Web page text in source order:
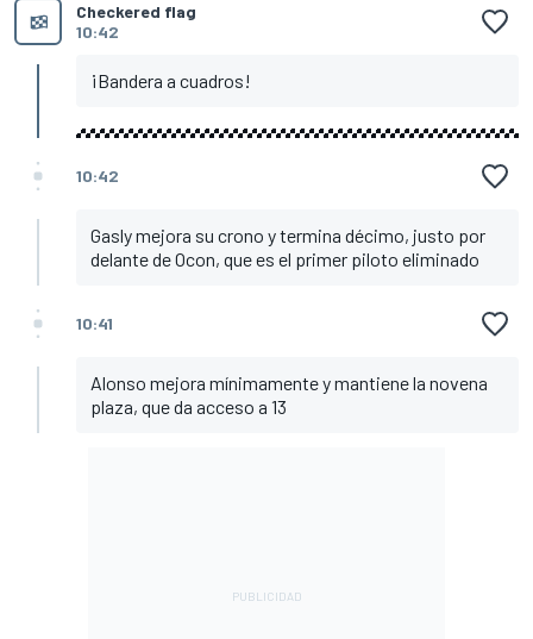
Checkered flag
10:42
¡Bandera a cuadros!
10:42
Gasly mejora su crono y termina décimo, justo por
delante de Ocon, que es el primer piloto eliminado
10:41
Alonso mejora mínimamente y mantiene la novena
plaza, que da acceso a 13